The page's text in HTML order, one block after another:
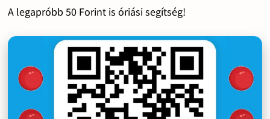
A legapróbb 50 Forint is óriási segítség!